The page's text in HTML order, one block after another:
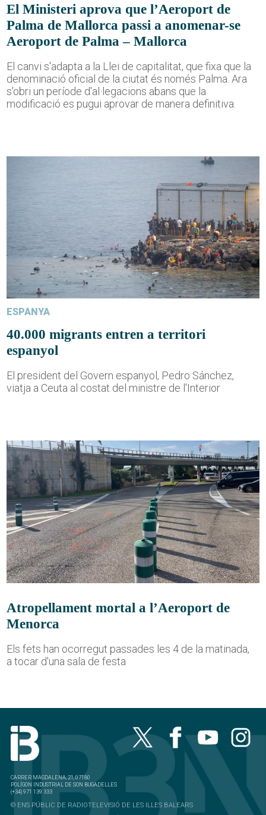
El Ministeri aprova que l’Aeroport de
Palma de Mallorca passi a anomenar-se
Aeroport de Palma – Mallorca
El canvi s'adapta a la Llei de capitalitat, que fixa que la
denominació oficial de la ciutat és només Palma. Ara
s'obri un període d'al·legacions abans que la
modificació es pugui aprovar de manera definitiva.
ESPANYA
40.000 migrants entren a territori
espanyol
El president del Govern espanyol, Pedro Sánchez,
viatja a Ceuta al costat del ministre de l'Interior
Atropellament mortal a l’Aeroport de
Menorca
Els fets han ocorregut passades les 4 de la matinada,
a tocar d'una sala de festa
CARRER MAGDALENA, 21, 07180
POLÍGON INDUSTRIAL DE SON BUGADELLES
(+34) 971 139 333
© ENS PÚBLIC DE RADIOTELEVISIÓ DE LES ILLES BALEARS